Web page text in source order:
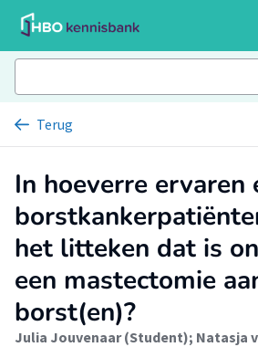
Terug
In hoeverre ervaren
het litteken dat is
een mastectomie
borst(en)?
Julia Jouvenaar (Student); Natasja